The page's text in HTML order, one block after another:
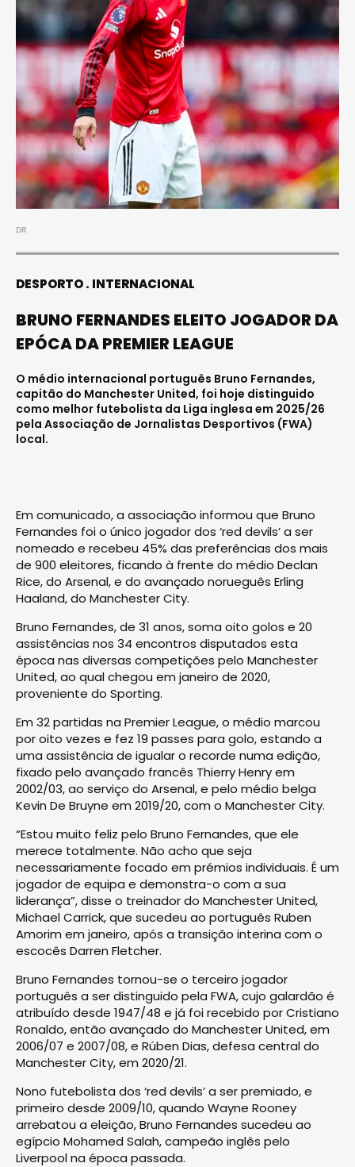
DR
DESPORTO INTERNACIONAL
BRUNO FERNANDES ELEITO JOGADOR DA
EPÓCA DA PREMIER LEAGUE
O médio internacional português Bruno Fernandes,
capitão do Manchester United, foi hoje distinguido
como melhor futebolista da Liga inglesa em 2025/26
pela Associação de Jornalistas Desportivos (FWA)
local.
Em comunicado, a associação informou que Bruno
Fernandes foi o único jogador dos ‘red devils’ a ser
nomeado e recebeu 45% das preferências dos mais
de 900 eleitores, ficando à frente do médio Declan
Rice, do Arsenal, e do avançado norueguês Erling
Haaland, do Manchester City.
Bruno Fernandes, de 31 anos, soma oito golos e 20
assistências nos 34 encontros disputados esta
época nas diversas competições pelo Manchester
United, ao qual chegou em janeiro de 2020,
proveniente do Sporting.
Em 32 partidas na Premier League, o médio marcou
por oito vezes e fez 19 passes para golo, estando a
uma assistência de igualar o recorde numa edição,
fixado pelo avançado francês Thierry Henry em
2002/03, ao serviço do Arsenal, e pelo médio belga
Kevin De Bruyne em 2019/20, com o Manchester City.
“Estou muito feliz pelo Bruno Fernandes, que ele
merece totalmente. Não acho que seja
necessariamente focado em prémios individuais. É um
jogador de equipa e demonstra-o com a sua
liderança”, disse o treinador do Manchester United,
Michael Carrick, que sucedeu ao português Ruben
Amorim em janeiro, após a transição interina com o
escocês Darren Fletcher.
Bruno Fernandes tornou-se o terceiro jogador
português a ser distinguido pela FWA, cujo galardão é
atribuído desde 1947/48 e já foi recebido por Cristiano
Ronaldo, então avançado do Manchester United, em
2006/07 e 2007/08, e Rúben Dias, defesa central do
Manchester City, em 2020/21.
Nono futebolista dos ‘red devils’ a ser premiado, e
primeiro desde 2009/10, quando Wayne Rooney
arrebatou a eleição, Bruno Fernandes sucedeu ao
egípcio Mohamed Salah, campeão inglês pelo
Liverpool na época passada.